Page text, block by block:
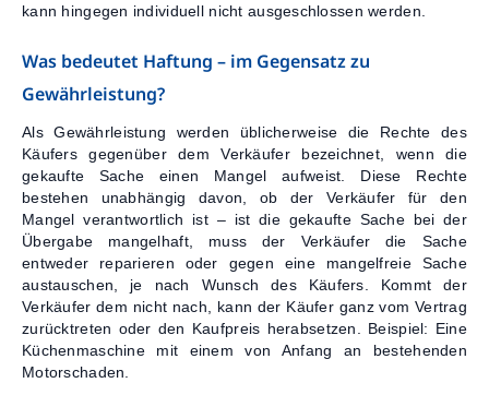
kann hingegen individuell nicht ausgeschlossen werden.
Was bedeutet Haftung – im Gegensatz zu
Gewährleistung?
Als Gewährleistung werden üblicherweise die Rechte des
Käufers gegenüber dem Verkäufer bezeichnet, wenn die
gekaufte Sache einen Mangel aufweist. Diese Rechte
bestehen unabhängig davon, ob der Verkäufer für den
Mangel verantwortlich ist – ist die gekaufte Sache bei der
Übergabe mangelhaft, muss der Verkäufer die Sache
entweder reparieren oder gegen eine mangelfreie Sache
austauschen, je nach Wunsch des Käufers. Kommt der
Verkäufer dem nicht nach, kann der Käufer ganz vom Vertrag
zurücktreten oder den Kaufpreis herabsetzen. Beispiel: Eine
Küchenmaschine mit einem von Anfang an bestehenden
Motorschaden.